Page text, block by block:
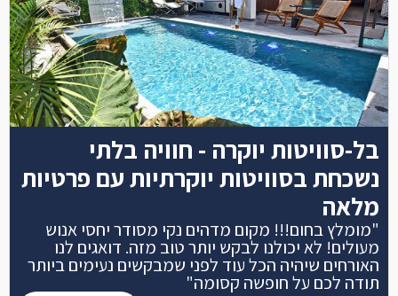
בל-סוויטות יוקרה - חוויה בלתי
נשכחת בסוויטות יוקרתיות עם פרטיות
מלאה
"מומלץ בחום!!! מקום מדהים נקי מסודר יחסי אנוש
מעולים! לא יכולנו לבקש יותר טוב מזה. דואגים לנו
האורחים שיהיה הכל עוד לפני שמבקשים נעימים ביותר
תודה לכם על חופשה קסומה"